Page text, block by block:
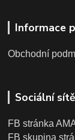
Informace
Obchodní
Sociální sítě
FB stránka
FB skupina